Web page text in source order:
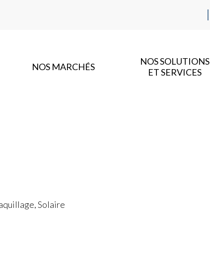
NOS MARCHÉS
NOS SOLUTIONS
ET SERVICES
Solaire